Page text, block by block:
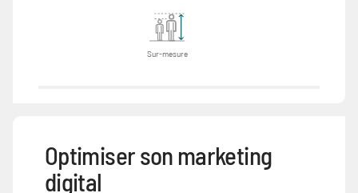
Sur-mesure
Optimiser son marketing
digital